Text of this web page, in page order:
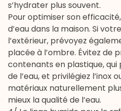
s’hydrater plus souvent.
Pour optimiser son
d’eau dans la maison. Si
l’extérieur, prévoyez
placée à l’ombre. Évitez de
contenants en plastique,
de l’eau, et privilégiez l’inox
matériaux naturellement
mieux la qualité de l’eau.